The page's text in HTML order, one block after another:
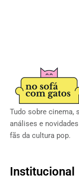
Tudo sobre cinema,
análises e
fãs da cultura pop.
Institucional